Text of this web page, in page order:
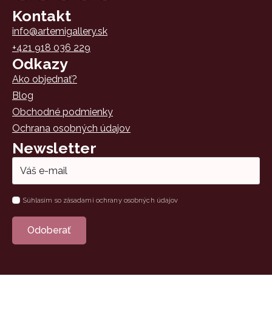
Kontakt
info@artemigallery.sk
+421 918 036 229
Odkazy
Ako objednať?
Blog
Obchodné podmienky
Ochrana osobných údajov
Newsletter
Email
SúhlasSúhlasím so zásadami ochrany osobných údajov
Odoberať